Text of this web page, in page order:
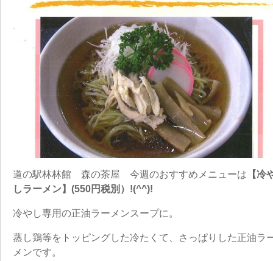
道の駅林林館 森の茶屋 今週のおすすめメニューは 【冷
しラーメン】(550円税別）!(^^)!
冷やし専用の正油ラーメンスープに。
蒸し鶏等をトッピングした冷たくて、さっぱりした正油ラ
メンです。